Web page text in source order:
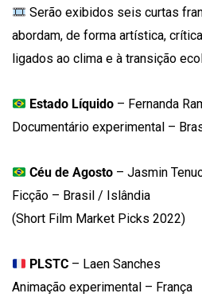
Serão exibidos seis curtas
abordam, de forma artística,
ligados ao clima e à transição
Estado Líquido – Fernanda
Documentário experimental –
Céu de Agosto – Jasmin
Ficção – Brasil / Islândia
(Short Film Market Picks 2022)
PLSTC – Laen Sanches
Animação experimental – França